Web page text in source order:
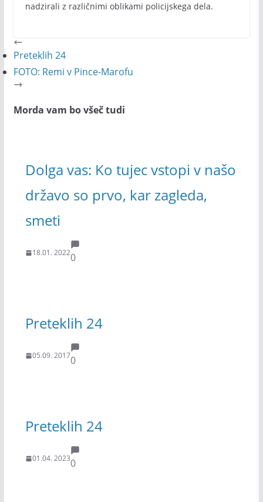
nadzirali z različnimi oblikami policijskega dela.
Preteklih 24
FOTO: Remi v Pince-Marofu
Morda vam bo všeč tudi
Dolga vas: Ko tujec vstopi v našo
državo so prvo, kar zagleda,
smeti
18.01. 20220
Preteklih 24
05.09. 20170
Preteklih 24
01.04. 20230